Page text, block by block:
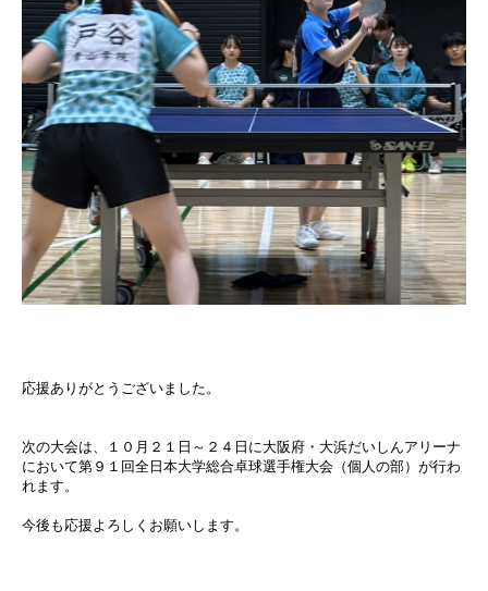
応援ありがとうございました。
次の大会は、１０月２１日～２４日に大阪府・大浜だいしんアリーナ
において第９１回全日本大学総合卓球選手権大会（個人の部）が行わ
れます。
今後も応援よろしくお願いします。